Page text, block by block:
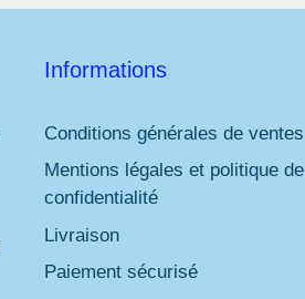
Informations
Conditions générales de ventes
Mentions légales et politique de
confidentialité
Livraison
Paiement sécurisé